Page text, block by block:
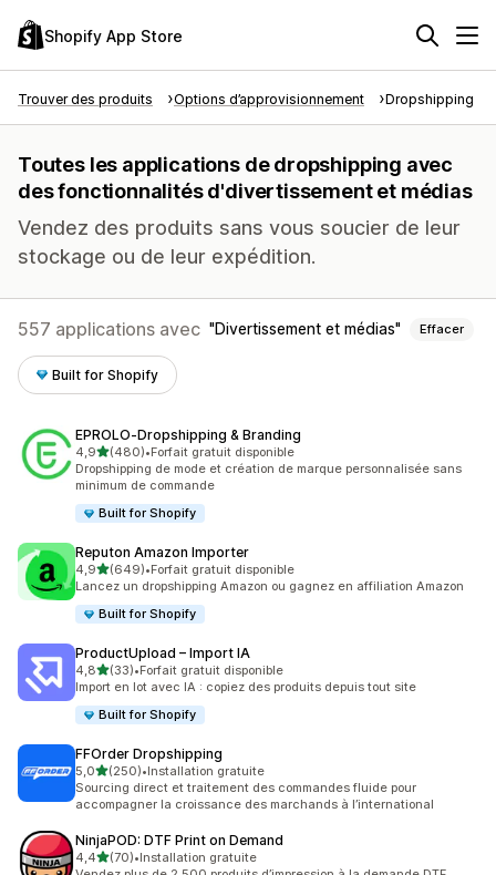
Shopify App Store
Trouver des produits Options d’approvisionnement Dropshipping
Toutes les applications de dropshipping avec
des fonctionnalités d'divertissement et médias
Vendez des produits sans vous soucier de leur
stockage ou de leur expédition.
557 applications avec Divertissement et médias Effacer
Built for Shopify
EPROLO‑Dropshipping & Branding
4,9étoile(s) sur 5
(480)
480 avis au total
•Forfait gratuit disponible
Dropshipping de mode et création de marque personnalisée sans
minimum de commande
Built for Shopify
Reputon Amazon Importer
4,9étoile(s) sur 5
(649)
649 avis au total
•Forfait gratuit disponible
Lancez un dropshipping Amazon ou gagnez en affiliation Amazon
Built for Shopify
ProductUpload – Import IA
4,8étoile(s) sur 5
(33)
33 avis au total
•Forfait gratuit disponible
Import en lot avec IA : copiez des produits depuis tout site
Built for Shopify
FFOrder Dropshipping
5,0étoile(s) sur 5
(250)
250 avis au total
•Installation gratuite
Sourcing direct et traitement des commandes fluide pour
accompagner la croissance des marchands à l’international
NinjaPOD: DTF Print on Demand
4,4étoile(s) sur 5
(70)
70 avis au total
•Installation gratuite